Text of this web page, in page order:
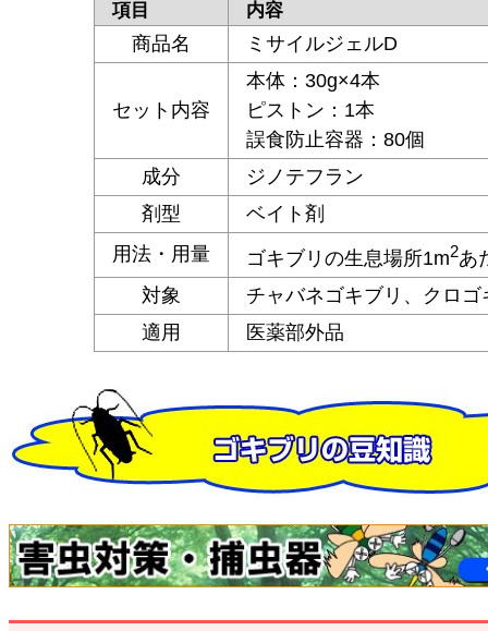
項目 内容
商品名 ミサイルジェルD
セット内容
本体：30g×4本
ピストン：1本
誤食防止容器：80個
成分
ジノテフラン
剤型
ベイト剤
用法・用量
ゴキブリの生息場所1m2あ
対象
チャバネゴキブリ、クロゴ
適用
医薬部外品